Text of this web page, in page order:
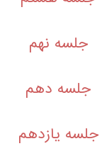
جلسه نهم
جلسه دهم
جلسه یازدهم